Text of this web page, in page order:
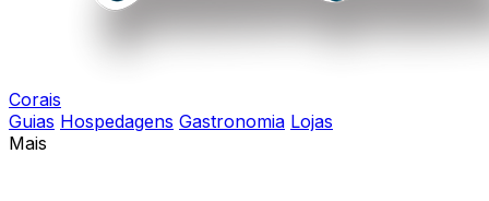
Corais
Guias Hospedagens Gastronomia Lojas
Mais